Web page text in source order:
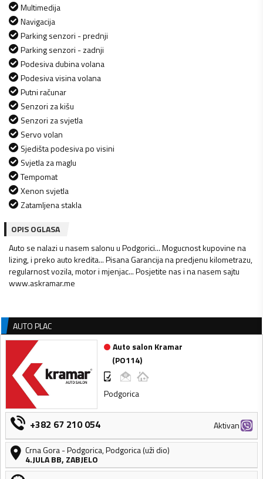
Multimedija
Navigacija
Parking senzori - prednji
Parking senzori - zadnji
Podesiva dubina volana
Podesiva visina volana
Putni računar
Senzori za kišu
Senzori za svjetla
Servo volan
Sjedišta podesiva po visini
Svjetla za maglu
Tempomat
Xenon svjetla
Zatamljena stakla
OPIS OGLASA
Auto se nalazi u nasem salonu u Podgorici... Mogucnost kupovine na
lizing, i preko auto kredita... Pisana Garancija na predjenu kilometrazu,
regularnost vozila, motor i mjenjac... Posjetite nas i na nasem sajtu
www.askramar.me
AUTO PLAC
Auto salon Kramar
(PO114)
Podgorica
+382 67 210 054
Aktivan
Crna Gora-Podgorica,Podgorica (uži dio)
4.JULA BB, ZABJELO